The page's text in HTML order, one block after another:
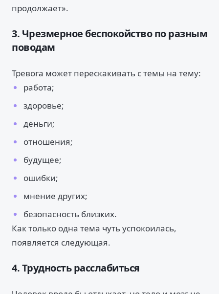
продолжает».
3. Чрезмерное беспокойство по разным
поводам
Тревога может перескакивать с темы на тему:
работа;
здоровье;
деньги;
отношения;
будущее;
ошибки;
мнение других;
безопасность близких.
Как только одна тема чуть успокоилась,
появляется следующая.
4. Трудность расслабиться